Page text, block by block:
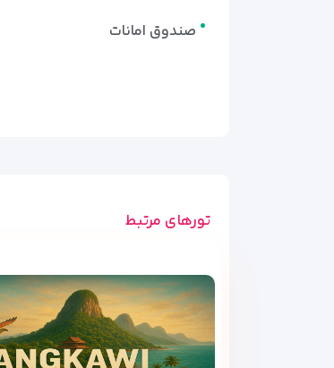
صندوق امانات
تورهای مرتبط